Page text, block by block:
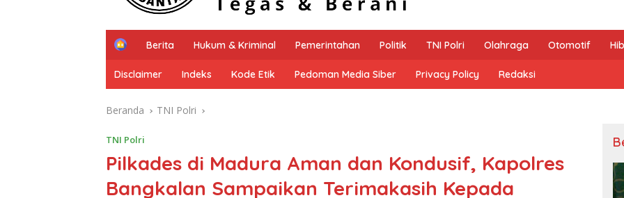
H
m
e
Berita Hukum & Kriminal Pemerintahan Politik TNI Polri Olahraga Otomotif
Disclaimer Indeks Kode Etik Pedoman Media Siber Privacy Policy Redaksi
Beranda TNI Polri
TNI Polri
Pilkades di Madura Aman dan Kondusif, Kapolres
Bangkalan Sampaikan Terimakasih Kepada